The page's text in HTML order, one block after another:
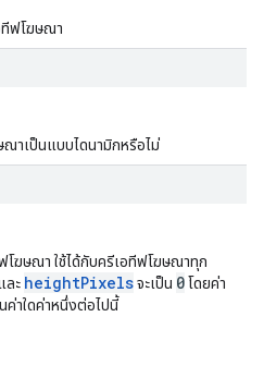
ทีฟโฆษณา
ณาเป็นแบบไดนามิกหรือไม่
ฆษณา ใช้ได้กับครีเอทีฟโฆษณาทุก
ละ heightPixelsจะเป็น 0 โดยค่า
ค่าใดค่าหนึ่งต่อไปนี้